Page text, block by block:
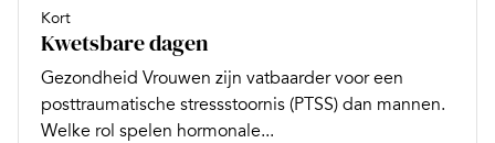
Kort
Kwetsbare dagen
Gezondheid Vrouwen zijn vatbaarder voor een
posttraumatische stressstoornis (PTSS) dan mannen.
Welke rol spelen hormonale...